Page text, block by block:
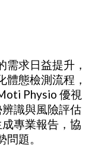
求日益提升，
態檢測流程，
Physio 優視
識與風險評估
專業報告，協
題。